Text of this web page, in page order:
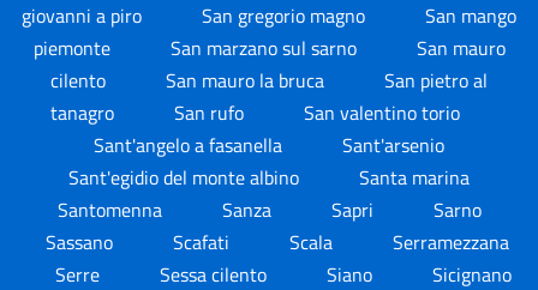
giovanni a piro
San gregorio magno
San mango
piemonte
San marzano sul sarno
San mauro
cilento
San mauro la bruca
San pietro al
tanagro
San rufo
San valentino torio
Sant'angelo a fasanella
Sant'arsenio
Sant'egidio del monte albino
Santa marina
Santomenna
Sanza Sapri
Sarno
Sassano
Scafati Scala
Serramezzana
Serre
Sessa cilento Siano
Sicignano